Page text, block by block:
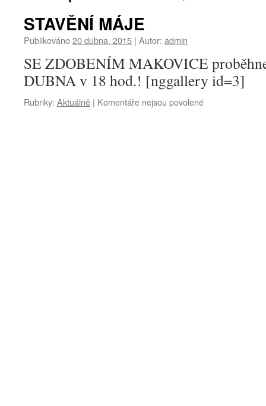
STAVĚNÍ MÁJE
Publikováno20 dubna, 2015 | Autor: admin
SE ZDOBENÍM MAKOVICE
DUBNA v 18 hod.! [nggallery id=3]
Rubriky: Aktuálně | Komentáře nejsou povolenéu